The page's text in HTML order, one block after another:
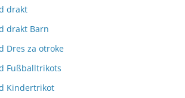
drakt
drakt Barn
Dres za otroke
Fußballtrikots
Kindertrikot